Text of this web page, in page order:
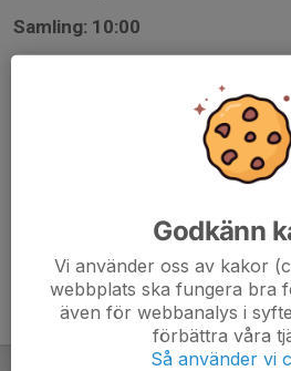
Samling: 10:00
Anmälan är öppen för lagets
Godkänn
Vi använder oss av kakor
webbplats ska fungera bra
även för webbanalys i
förbättra våra
Så använder vi